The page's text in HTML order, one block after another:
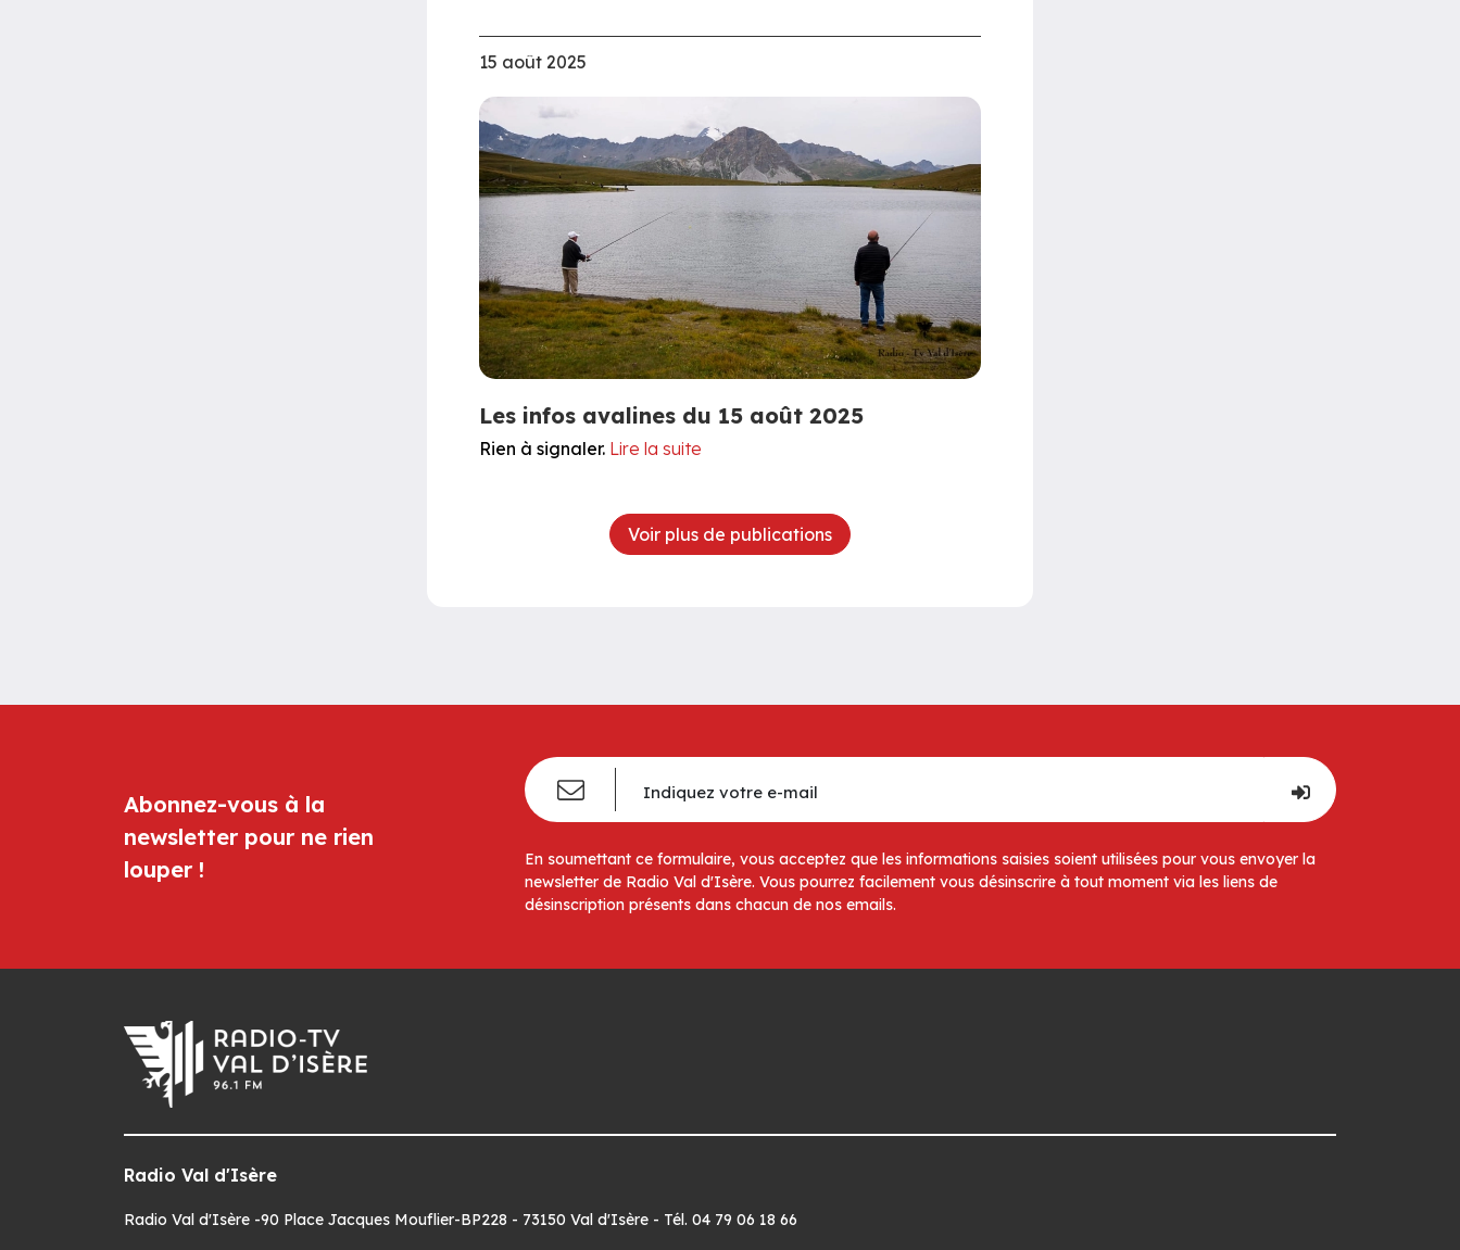
15 août 2025
Les infos avalines du 15 août 2025
Rien à signaler. Lire la suite
Voir plus de publications
Abonnez-vous à la
newsletter pour ne rien
louper !
En soumettant ce formulaire, vous acceptez que les informations saisies soient utilisées pour vous envoyer la
newsletter de Radio Val d'Isère. Vous pourrez facilement vous désinscrire à tout moment via les liens de
désinscription présents dans chacun de nos emails.
Radio Val d'Isère
Radio Val d'Isère -90 Place Jacques Mouflier-BP228 - 73150 Val d'Isère - Tél. 04 79 06 18 66